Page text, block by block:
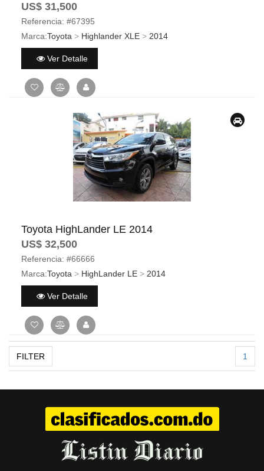
US$ 31,500
Referencia: #67395
Marca:Toyota > Highlander XLE > 2014
Ver Detalle
Toyota HighLander LE 2014
US$ 32,500
Referencia: #66666
Marca:Toyota > HighLander LE > 2014
Ver Detalle
FILTER 1